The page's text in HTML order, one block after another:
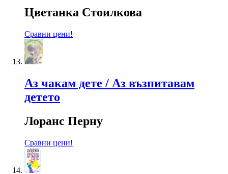
Цветанка Стоилкова
Сравни цени!
Аз чакам дете / Аз възпитавам
детето
Лоранс Перну
Сравни цени!